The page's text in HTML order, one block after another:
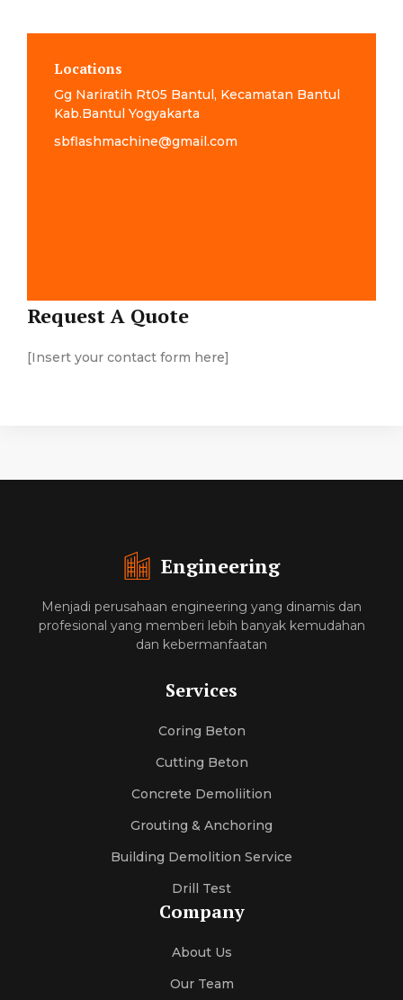
Locations
Gg Nariratih Rt05 Bantul, Kecamatan Bantul
Kab.Bantul Yogyakarta
sbflashmachine@gmail.com
Request A Quote
[Insert your contact form here]
Engineering
Menjadi perusahaan engineering yang dinamis dan
profesional yang memberi lebih banyak kemudahan
dan kebermanfaatan
Services
Coring Beton
Cutting Beton
Concrete Demoliition
Grouting & Anchoring
Building Demolition Service
Drill Test
Company
About Us
Our Team